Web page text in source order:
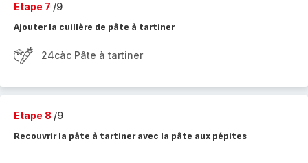
Etape 7 /9
Ajouter la cuillère de pâte à tartiner
24càc Pâte à tartiner
Etape 8 /9
Recouvrir la pâte à tartiner avec la pâte aux pépites